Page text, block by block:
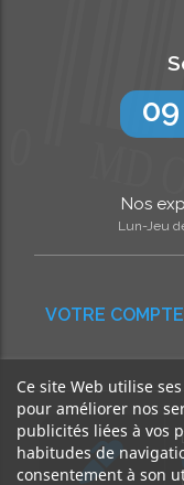
VOTRE COMPTE
Nos
Lun-Jeu
Ce site Web utilise
pour améliorer nos
publicités liées à vos
habitudes de
consentement à son